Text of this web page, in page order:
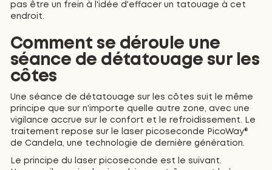
pas être un frein à l'idée d'effacer un tatouage à cet
endroit.
Comment se déroule une
séance de détatouage sur les
côtes
Une séance de détatouage sur les côtes suit le même
principe que sur n'importe quelle autre zone, avec une
vigilance accrue sur le confort et le refroidissement. Le
traitement repose sur le laser picoseconde PicoWay®
de Candela, une technologie de dernière génération.
Le principe du laser picoseconde est le suivant.